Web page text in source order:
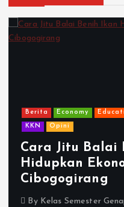
Pemberdayaan
Melanjutkan
Sampah: KKN
Hadirkan
KKPMP Desa
By Kelas Semester